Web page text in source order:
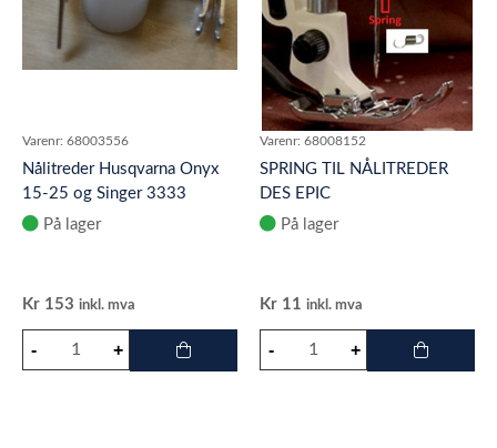
Varenr: 68003556
Nålitreder Husqvarna Onyx
15-25 og Singer 3333
Fashion Mate, 3342 Fashion
På lager
Kr 153 inkl. mva
Varenr: 68008152
SPRING TIL NÅLITREDER
DES EPIC
På lager
Kr 11 inkl. mva